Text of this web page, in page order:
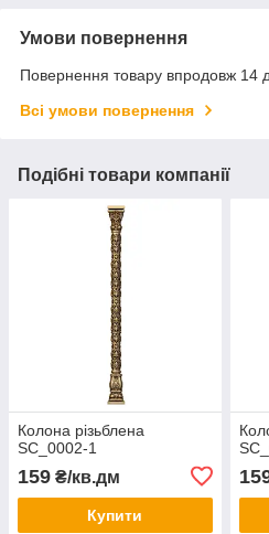
Умови повернення
Повернення товару впродовж 14
Всі умови повернення
Подібні товари компанії
Колона різьблена
SC_0002-1
159 ₴/кв.дм
Купити